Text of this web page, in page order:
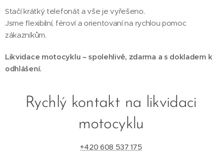
Stačí krátký telefonát a vše je vyřešeno.
Jsme flexibilní, féroví a orientovaní na rychlou pomoc
zákazníkům.
Likvidace motocyklu – spolehlivě, zdarma a s dokladem k
odhlášení.
Rychlý kontakt na likvidaci
motocyklu
+420 608 537 175